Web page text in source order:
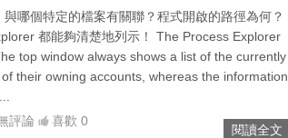
哪個特定的檔案有關聯？程式開啟的路徑為何？
都能夠清楚地列示！ The Process Explorer
top window always shows a list of the currently
their owning accounts, whereas the information
評論 喜歡 0
閱讀全文